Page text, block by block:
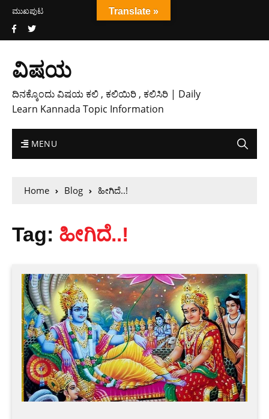
ಮುಖಪುಟ
ವಿಷಯ
ದಿನಕ್ಕೊಂದು ವಿಷಯ ಕಲಿ , ಕಲಿಯಿರಿ , ಕಲಿಸಿರಿ | Daily
Learn Kannada Topic Information
MENU
Home Blog ಹೀಗಿದೆ..!
Tag: ಹೀಗಿದೆ..!
Translate »